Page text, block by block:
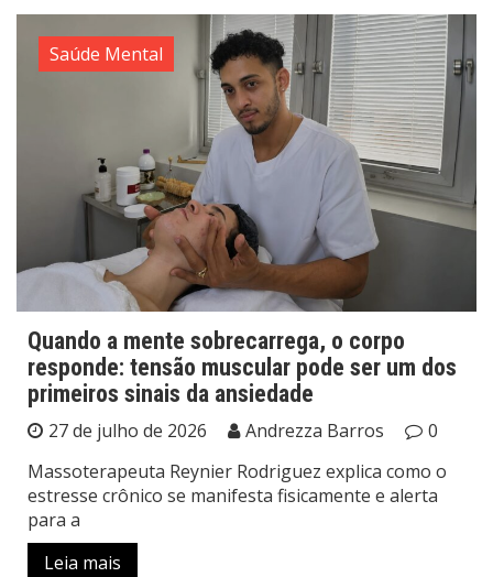
Saúde Mental
Quando a mente sobrecarrega, o corpo
responde: tensão muscular pode ser um dos
primeiros sinais da ansiedade
27 de julho de 2026 Andrezza Barros
0
Massoterapeuta Reynier Rodriguez explica como o
estresse crônico se manifesta fisicamente e alerta
para a
Leia mais